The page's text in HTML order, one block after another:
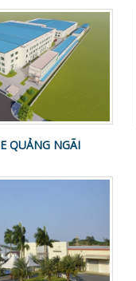
QUẢNG NGÃI